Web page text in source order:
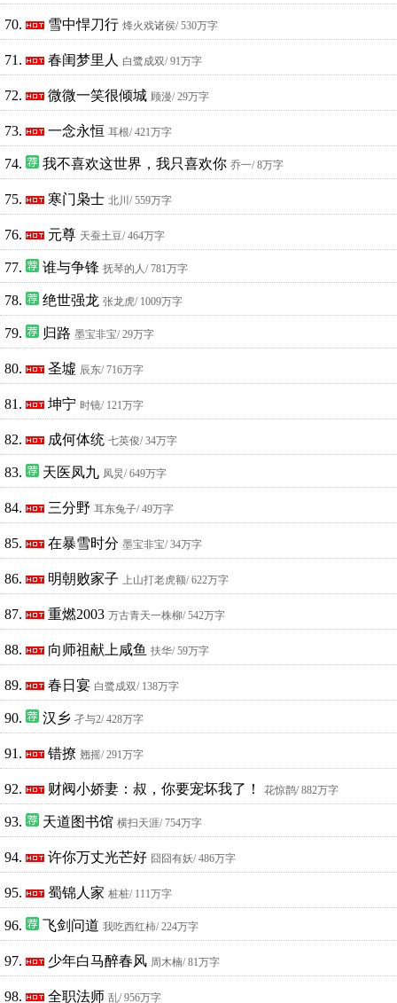
70. 雪中悍刀行 烽火戏诸侯/ 530万字
71. 春闺梦里人 白鹭成双/ 91万字
72. 微微一笑很倾城 顾漫/ 29万字
73. 一念永恒 耳根/ 421万字
74. 我不喜欢这世界，我只喜欢你 乔一/ 8万字
75. 寒门枭士 北川 / 559万字
76. 元尊 天蚕土豆/ 464万字
77. 谁与争锋 抚琴的人 / 781万字
78. 绝世强龙 张龙虎/ 1009万字
79. 归路 墨宝非宝/ 29万字
80. 圣墟 辰东/ 716万字
81. 坤宁 时镜/ 121万字
82. 成何体统 七英俊/ 34万字
83. 天医凤九 凤炅/ 649万字
84. 三分野 耳东兔子/ 49万字
85. 在暴雪时分 墨宝非宝/ 34万字
86. 明朝败家子 上山打老虎额/ 622万字
87. 重燃2003 万古青天一株柳/ 542万字
88. 向师祖献上咸鱼 扶华/ 59万字
89. 春日宴 白鹭成双/ 138万字
90. 汉乡 孑与2/ 428万字
91. 错撩 翘摇/ 291万字
92. 财阀小娇妻：叔，你要宠坏我了！ 花惊鹊/ 882万字
93. 天道图书馆 横扫天涯/ 754万字
94. 许你万丈光芒好 囧囧有妖/ 486万字
95. 蜀锦人家 桩桩/ 111万字
96. 飞剑问道 我吃西红柿/ 224万字
97. 少年白马醉春风 周木楠/ 81万字
98. 全职法师 乱/ 956万字